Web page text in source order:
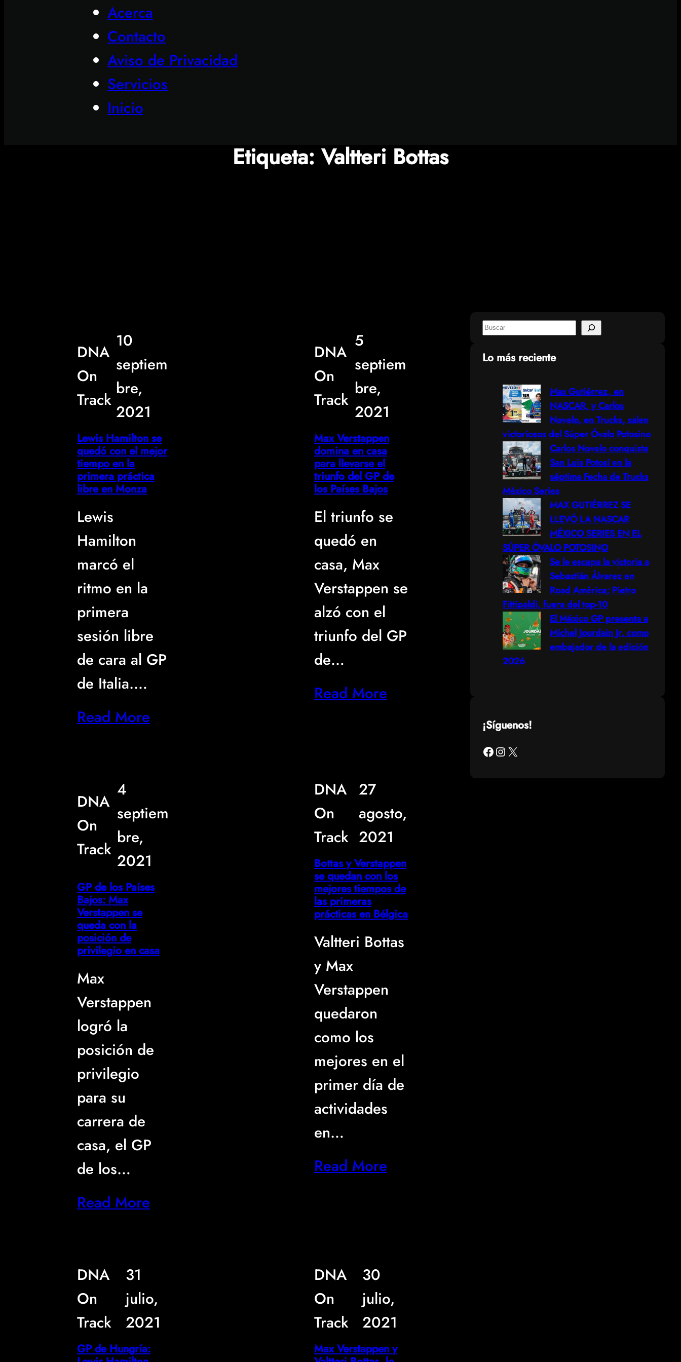
Acerca
Contacto
Aviso de Privacidad
Servicios
Inicio
Etiqueta:Valtteri Bottas
DNA
On
Track
10
septiem
bre,
2021
Lewis Hamilton se
quedó con el mejor
tiempo en la
primera práctica
libre en Monza
Lewis
Hamilton
marcó el
ritmo en la
primera
sesión libre
de cara al GP
de Italia.…
Read More
DNA
On
Track
5
septiem
bre,
2021
Max Verstappen
domina en casa
para llevarse el
triunfo del GP de
los Países Bajos
El triunfo se
quedó en
casa, Max
Verstappen se
alzó con el
triunfo del GP
de…
Read More
DNA
On
Track
4
septiem
bre,
2021
GP de los Países
Bajos: Max
Verstappen se
queda con la
posición de
privilegio en casa
Max
Verstappen
logró la
posición de
privilegio
para su
carrera de
casa, el GP
de los…
Read More
DNA
On
Track
27
agosto,
2021
Bottas y Verstappen
se quedan con los
mejores tiempos de
las primeras
prácticas en Bélgica
Valtteri Bottas
y Max
Verstappen
quedaron
como los
mejores en el
primer día de
actividades
en…
Read More
DNA
On
Track
31
julio,
2021
GP de Hungría:
DNA
On
Track
30
julio,
2021
Max Verstappen y
S
e
Lo más reciente
Max Gutiérrez, en
NASCAR, y Carlos
Novelo, en Trucks, salen
victoriosos del Súper Óvalo Potosino
Carlos Novelo conquista
San Luis Potosí en la
séptima Fecha de Trucks
México Series
MAX GUTIÉRREZ SE
LLEVÓ LA NASCAR
MÉXICO SERIES EN EL
SÚPER ÓVALO POTOSINO
Se le escapa la victoria a
Sebastián Álvarez en
Road América; Pietro
Fittipaldi, fuera del top-10
El México GP presenta a
Michel Jourdain Jr. como
embajador de la edición
2026
¡Síguenos!
Facebook Instagram X